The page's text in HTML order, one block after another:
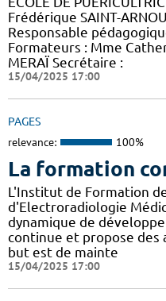
Frédérique SAINT-
Responsable
Formateurs : Mme
MERAÏ Secrétaire :
15/04/2025 17:00
PAGES
relevance: 100%
La formation
L'Institut de Formation
d'Electroradiologie
dynamique de
continue et propose
but est de mainte
15/04/2025 17:00